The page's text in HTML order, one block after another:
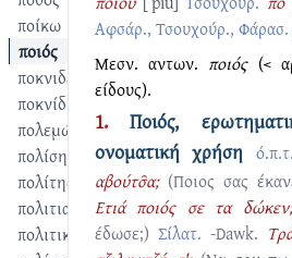
ποίκω
ποιός
ποκνιδεύω
ποκνίδι
πολεμώ
πολίσης
πολίτης
πολιτιανός
πολιτικά
Αφσάρ., Τσουχούρ., Φάρασ.
Μεσν. αντων. ποιός (<
είδους).
1.Ποιός,
ονοματική χρήση ό.π.τ.
αβούτσ̑α; (Ποιος σας
Ετιά ποιός σε τα δώκεν;
έδωσε;) Σίλατ. -Dawk.